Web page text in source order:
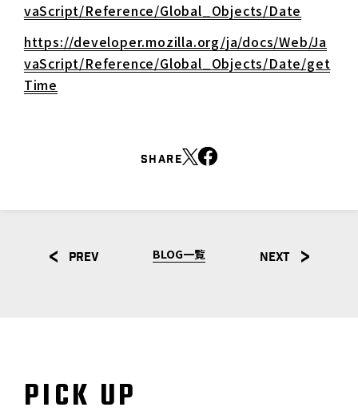
vaScript/Reference/Global_Objects/Date
https://developer.mozilla.org/ja/docs/Web/Ja
vaScript/Reference/Global_Objects/Date/get
Time
SHARE
PREV BLOG一覧 NEXT
PICK UP